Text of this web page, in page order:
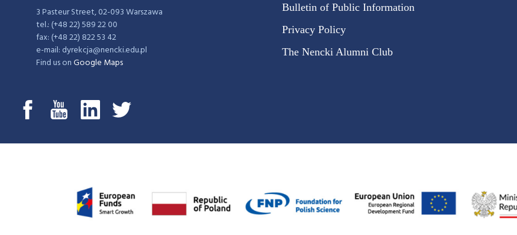
3 Pasteur Street, 02-093 Warszawa
tel.: (+48 22) 589 22 00
fax: (+48 22) 822 53 42
e-mail: dyrekcja@nencki.edu.pl
Find us onGoogle Maps
Bulletin of Public Information
Privacy Policy
The Nencki Alumni Club